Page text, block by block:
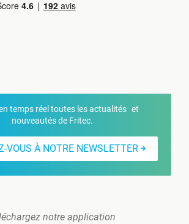
temps réel toutes les actualités et
nouveautés de Fritec.
VOUS À NOTRE NEWSLETTER
notre application